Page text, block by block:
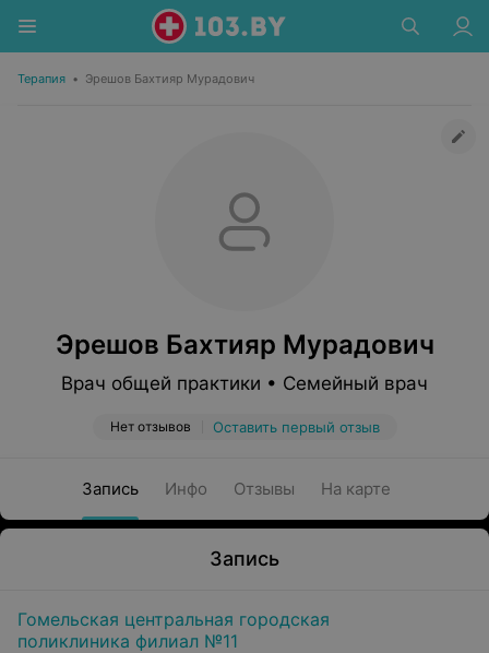
Терапия • Эрешов Бахтияр Мурадович
Эрешов Бахтияр Мурадович
Врач общей практики • Семейный врач
Нет отзывов Оставить первый отзыв
Запись Инфо Отзывы На карте
Запись
Гомельская центральная городская
поликлиника филиал №11